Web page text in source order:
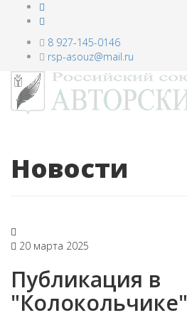
8 927-145-0146
rsp-asouz@mail.ru
Новости
20 марта 2025
Публикация в
"Колокольчике"